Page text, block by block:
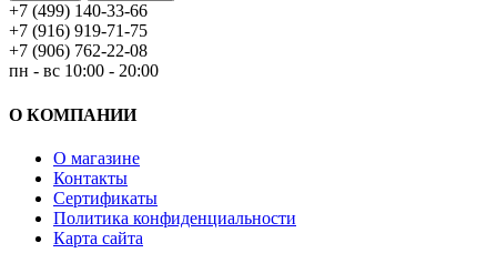
+7 (499) 140-33-66
+7 (916) 919-71-75
+7 (906) 762-22-08
пн - вс 10:00 - 20:00
О КОМПАНИИ
О магазине
Контакты
Сертификаты
Политика конфиденциальности
Карта сайта